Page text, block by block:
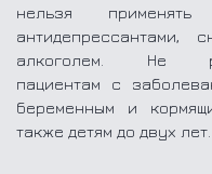
нельзя
антидепрессантами,
алкоголем. Не
пациентам с
беременным и
также детям до двух лет.